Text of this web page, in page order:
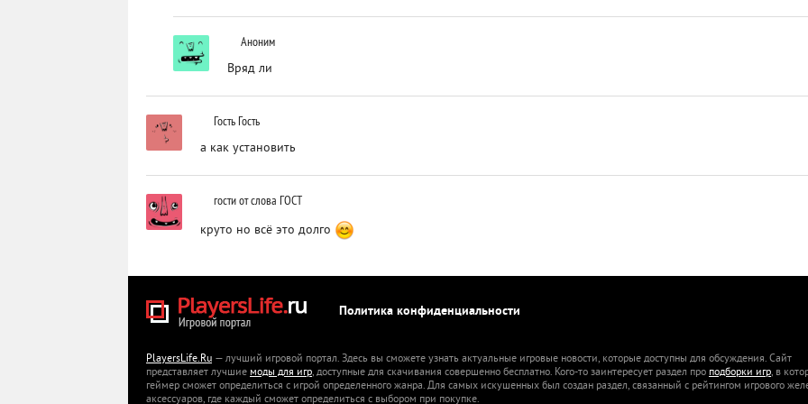
Аноним
Вряд ли
Гость Гость
а как установить
гости от слова ГОСТ
круто но всё это долго
Политика конфиденциальности
PlayersLife.Ru — лучший игровой портал. Здесь вы сможете узнать актуальные игровые новости, которые доступны для обсуждения. Сайт
представляет лучшие моды для игр, доступные для скачивания совершенно бесплатно. Кого-то заинтересует раздел про подборки игр, в
геймер сможет определиться с игрой определенного жанра. Для самых искушенных был создан раздел, связанный с рейтингом игрового
аксессуаров, где каждый сможет определиться с выбором при покупке.